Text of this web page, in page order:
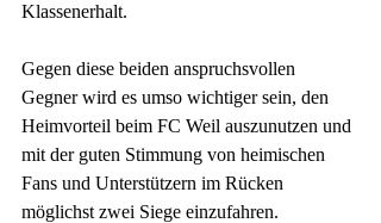
Klassenerhalt.
Gegen diese beiden anspruchsvollen
Gegner wird es umso wichtiger sein, den
Heimvorteil beim FC Weil auszunutzen und
mit der guten Stimmung von heimischen
Fans und Unterstützern im Rücken
möglichst zwei Siege einzufahren.